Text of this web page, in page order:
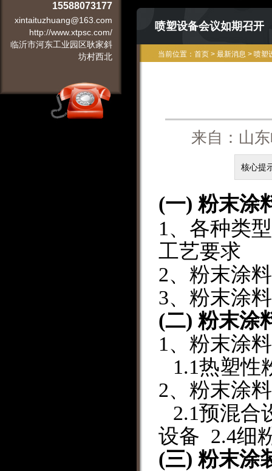
15588073177
xintaituzhuang@163.com
http://www.xtpsc.com/
临沂市河东工业园区耿家斜
坊村西北
喷塑设备会议如期召开
当前位置： 首页 > 最新消息 > 喷塑
来自：山
核心提
(一) 粉末涂
1、 各种类
工艺要求
2、 粉末涂
3、 粉末涂
(二) 粉末涂
1、 粉末涂
1.1热塑性
2、 粉末涂
2.1预混
设备 2.4细
(三) 粉末涂